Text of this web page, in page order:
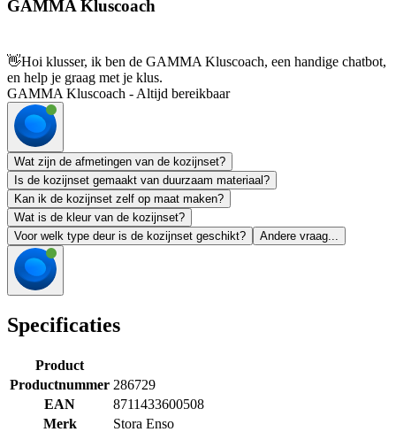
GAMMA Kluscoach
👋Hoi klusser, ik ben de GAMMA Kluscoach, een handige chatbot,
en help je graag met je klus.
GAMMA Kluscoach - Altijd bereikbaar
Wat zijn de afmetingen van de kozijnset?
Is de kozijnset gemaakt van duurzaam materiaal?
Kan ik de kozijnset zelf op maat maken?
Wat is de kleur van de kozijnset?
Voor welk type deur is de kozijnset geschikt?
Andere vraag...
Specificaties
Product
Productnummer 286729
EAN
8711433600508
Merk
Stora Enso